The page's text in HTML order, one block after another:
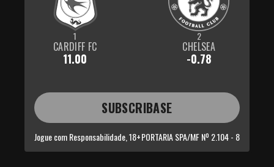
1
CARDIFF FC
11.00
2
CHELSEA
-0.78
SUBSCRIBASE
Jogue com Responsabilidade, 18+PORTARIA SPA/MF Nº 2.104 - 8